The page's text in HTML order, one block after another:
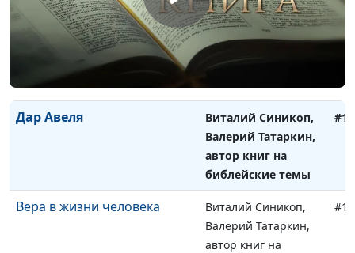
Библейский взгляд на
спиритизм
Виталий Синикоп,
Валерий Татаркин,
автор книг на
библейские темы
Дар Авеля
Виталий Синикоп,
Валерий Татаркин,
автор книг на
библейские темы
Вера в жизни человека
Виталий Синикоп,
Валерий Татаркин,
автор книг на